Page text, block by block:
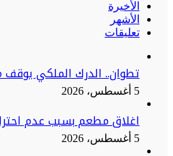
الأخيرة
الأشهر
تعليقات
تطوان.. الدرك الملكي يوقف
5 أغسطس، 2026
اغلاق مطعم بسبب عدم
5 أغسطس، 2026